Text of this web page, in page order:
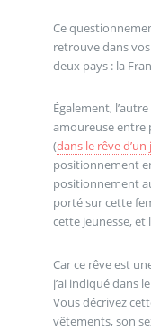
Ce
retrouve dans
deux pays : la
Également,
amoureuse entre
(dans le rêve
positionnement
positionnement
porté sur cette
cette jeunesse, et
Car ce rêve est
j’ai indiqué dans
Vous décrivez
vêtements, son